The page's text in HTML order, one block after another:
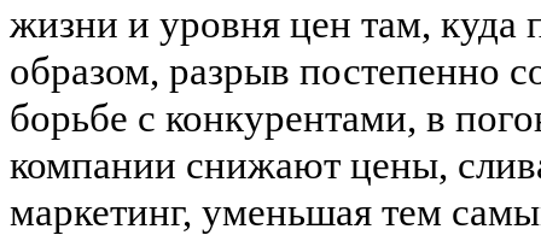
жизни и уровня цен там, куда
образом, разрыв постепенно
борьбе с конкурентами, в
компании снижают цены,
маркетинг, уменьшая тем